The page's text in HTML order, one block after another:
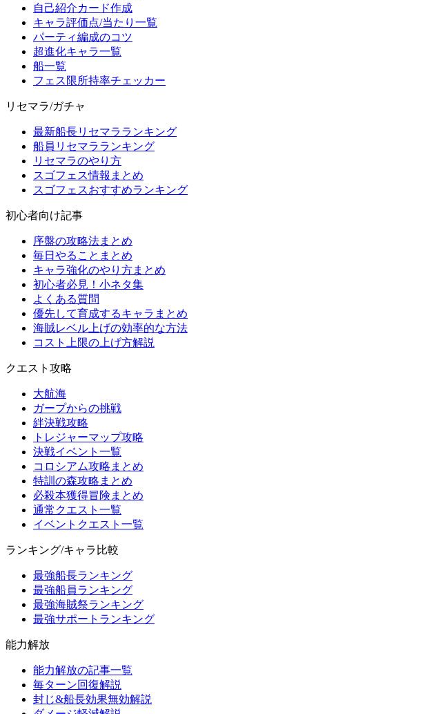
自己紹介カード作成
キャラ評価点/当たり一覧
パーティ編成のコツ
超進化キャラ一覧
船一覧
フェス限所持率チェッカー
リセマラ/ガチャ
最新船長リセマラランキング
船員リセマラランキング
リセマラのやり方
スゴフェス情報まとめ
スゴフェスおすすめランキング
初心者向け記事
序盤の攻略法まとめ
毎日やることまとめ
キャラ強化のやり方まとめ
初心者必見！小ネタ集
よくある質問
優先して育成するキャラまとめ
海賊レベル上げの効率的な方法
コスト上限の上げ方解説
クエスト攻略
大航海
ガープからの挑戦
絆決戦攻略
トレジャーマップ攻略
決戦イベント一覧
コロシアム攻略まとめ
特訓の森攻略まとめ
必殺本獲得冒険まとめ
通常クエスト一覧
イベントクエスト一覧
ランキング/キャラ比較
最強船長ランキング
最強船員ランキング
最強海賊祭ランキング
最強サポートランキング
能力解放
能力解放の記事一覧
毎ターン回復解説
封じ&船長効果無効解説